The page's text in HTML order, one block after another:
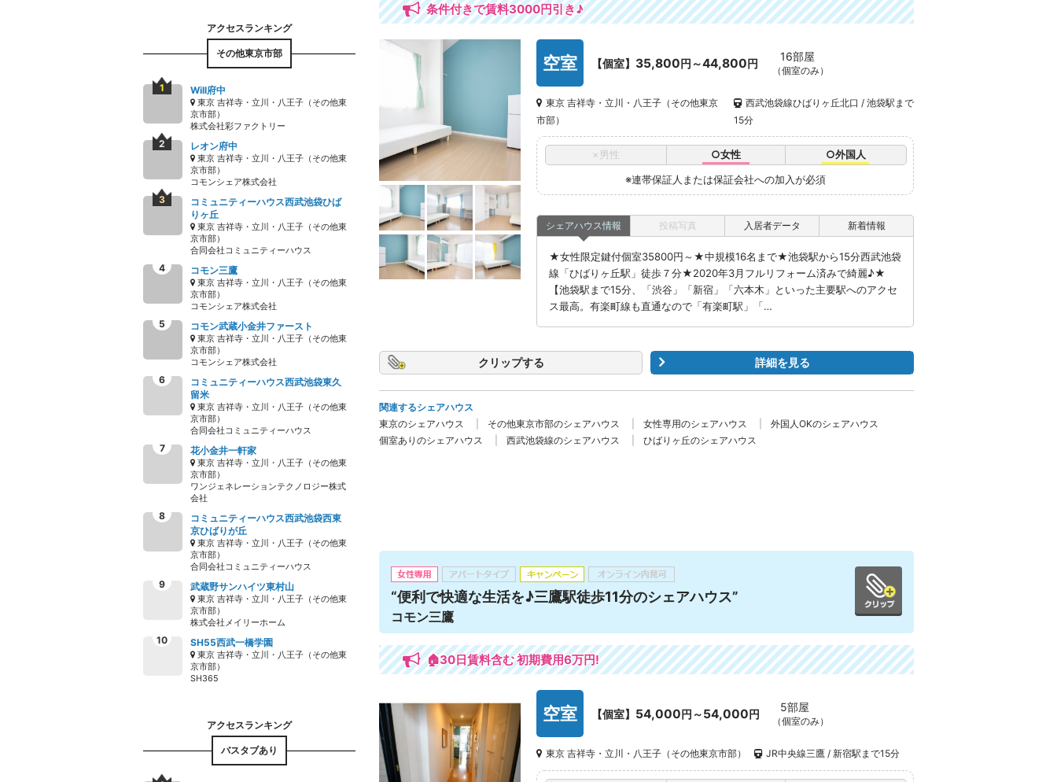
その他東京市部
Will府中
東京 吉祥寺・立川・八王子（その他東
京市部）
株式会社彩ファクトリー
レオン府中
東京 吉祥寺・立川・八王子（その他東
京市部）
コモンシェア株式会社
コミュニティーハウス西武池袋ひば
りヶ丘
東京 吉祥寺・立川・八王子（その他東
京市部）
合同会社コミュニティーハウス
コモン三鷹
東京 吉祥寺・立川・八王子（その他東
京市部）
コモンシェア株式会社
コモン武蔵小金井ファースト
東京 吉祥寺・立川・八王子（その他東
京市部）
コモンシェア株式会社
コミュニティーハウス西武池袋東久
留米
東京 吉祥寺・立川・八王子（その他東
京市部）
合同会社コミュニティーハウス
花小金井一軒家
東京 吉祥寺・立川・八王子（その他東
京市部）
ワンジェネレーションテクノロジー株式
会社
コミュニティーハウス西武池袋西東
京ひばりが丘
東京 吉祥寺・立川・八王子（その他東
京市部）
合同会社コミュニティーハウス
武蔵野サンハイツ東村山
東京 吉祥寺・立川・八王子（その他東
京市部）
株式会社メイリーホーム
SH55西武一橋学園
東京 吉祥寺・立川・八王子（その他東
京市部）
SH365
バスタブあり
条件付きで賃料3000円引き♪
空室 【個室】 35,800円～44,800円 16部屋
（個室のみ）
東京 吉祥寺・立川・八王子（その他東京
市部）
西武池袋線ひばりヶ丘北口 / 池袋駅まで
15分
×男性 ○女性
○外国人
※連帯保証人または保証会社への加入が必須
シェアハウス情報
★女性限定鍵付個室35800円～★中規模16名まで★池袋駅から15分西武池袋
線「ひばりヶ丘駅」徒歩７分★2020年3月フルリフォーム済みで綺麗♪★
【池袋駅まで15分、「渋谷」「新宿」「六本木」といった主要駅へのアクセ
ス最高。有楽町線も直通なので「有楽町駅」「…
投稿写真 入居者データ 新着情報
クリップ 詳細を見る
関連するシェアハウス
東京のシェアハウス
その他東京市部のシェアハウス 女性専用のシェアハウス
外国人OKのシェアハウス
個室ありのシェアハウス
西武池袋線のシェアハウス ひばりヶ丘のシェアハウス
“便利で快適な生活を♪三鷹駅徒歩11分のシェアハウス”
コモン三鷹
🏠30日賃料含む 初期費用6万円!
空室 【個室】 54,000円～54,000円 5部屋
（個室のみ）
東京 吉祥寺・立川・八王子（その他東京市部） JR中央線三鷹 / 新宿駅まで15分